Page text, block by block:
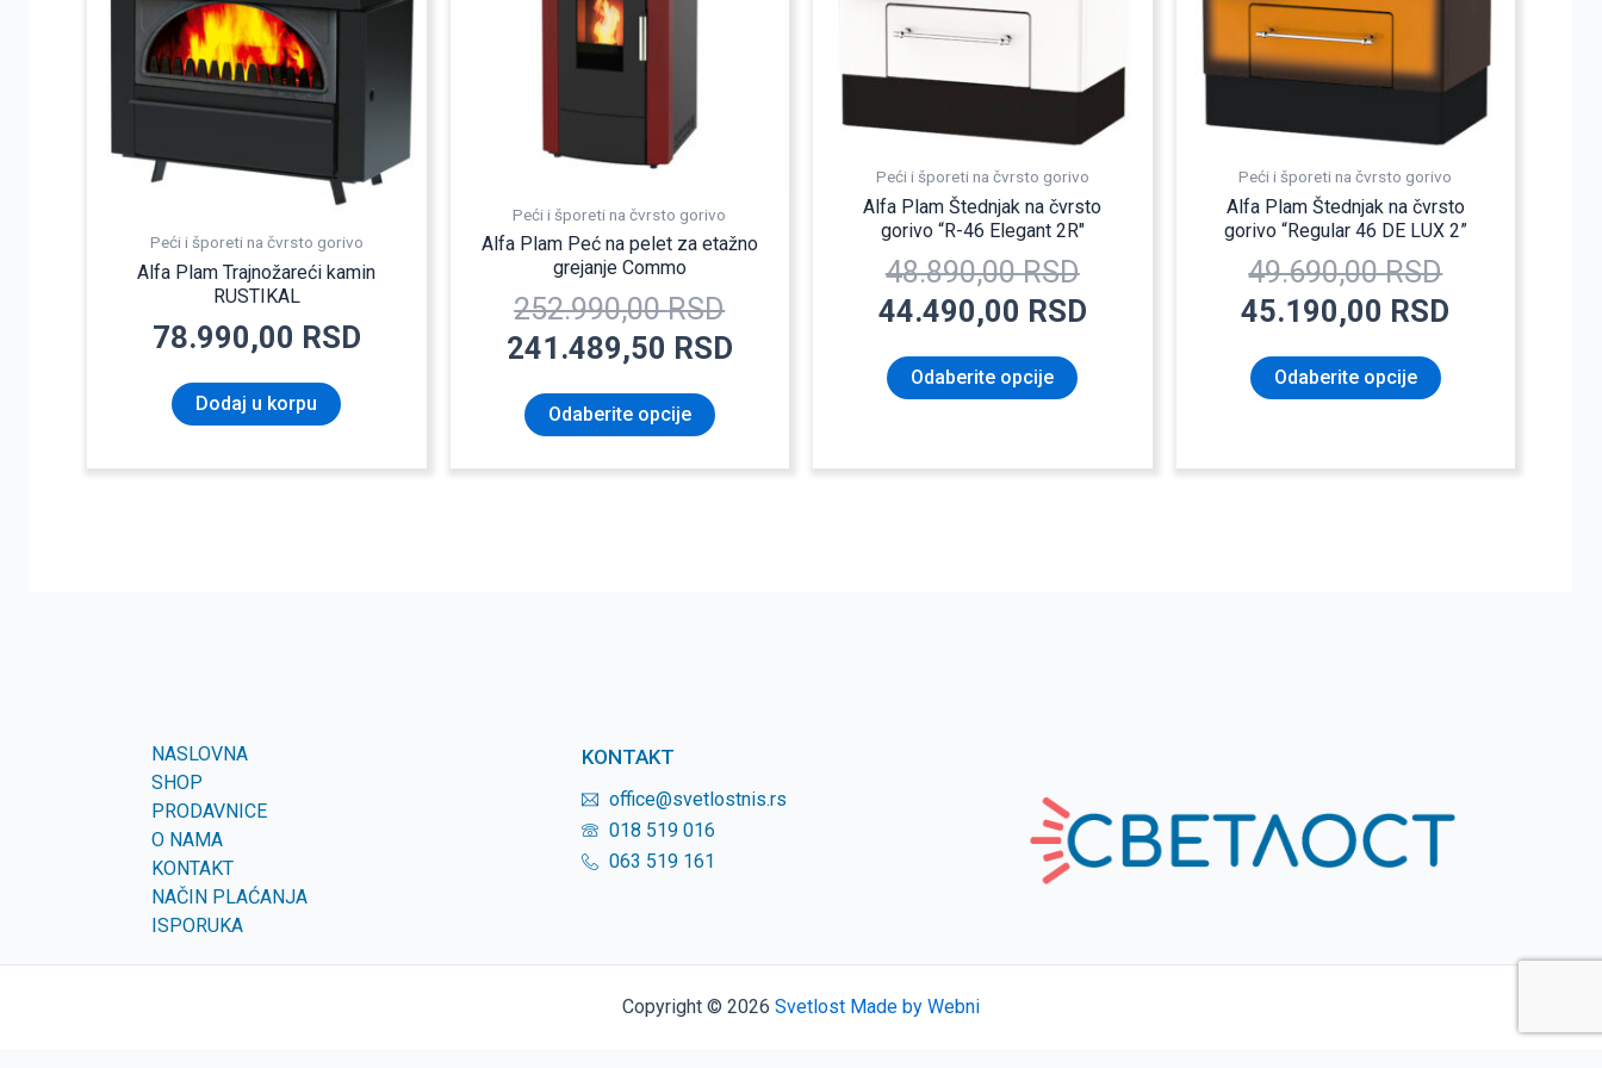
Peći i šporeti na čvrsto gorivo
Alfa Plam Trajnožareći kamin
RUSTIKAL
78.990,00 RSD
Dodaj u korpu
Peći i šporeti na čvrsto gorivo
Alfa Plam Peć na pelet za etažno
grejanje Commo
252.990,00RSD
252.990,00 RSD.
241.489,50 RSD
Odaberite opcije
Peći i šporeti na čvrsto gorivo
Alfa Plam Štednjak na čvrsto
gorivo “R-46 Elegant 2R″
48.890,00RSD
48.890,00 RSD.
44.490,00 RSD
Odaberite opcije
biti
izabrane
na
stranici
proizvoda.
Peći i šporeti na čvrsto gorivo
Alfa Plam Štednjak na čvrsto
gorivo “Regular 46 DE LUX 2”
49.690,00RSD
49.690,00
45.190,00 RSD
Odaberite opcije
biti
izabrane
na
stranici
proizvoda.
NASLOVNA
SHOP
PRODAVNICE
O NAMA
KONTAKT
NAČIN PLAĆANJA
ISPORUKA
KONTAKT
office@svetlostnis.rs
018 519 016
063 519 161
Copyright © 2026 Svetlost Made by Webni